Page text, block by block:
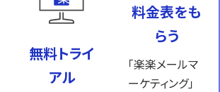
無料トライ
アル
料金表をも
らう
「楽楽メールマ
ーケティング」